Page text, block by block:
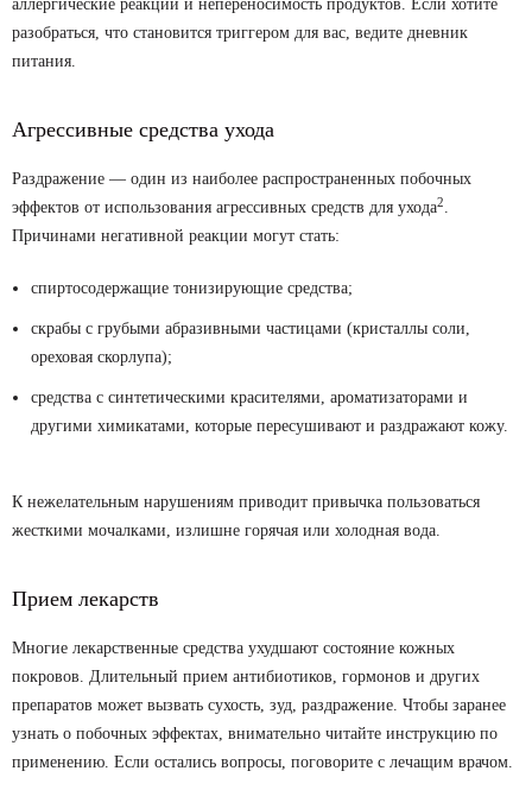
аллергические реакции и непереносимость продуктов. Если хотите
разобраться, что становится триггером для вас, ведите дневник
питания.
Агрессивные средства ухода
Раздражение — один из наиболее распространенных побочных
эффектов от использования агрессивных средств для ухода2.
Причинами негативной реакции могут стать:
спиртосодержащие тонизирующие средства;
скрабы с грубыми абразивными частицами (кристаллы соли,
ореховая скорлупа);
средства с синтетическими красителями, ароматизаторами и
другими химикатами, которые пересушивают и раздражают кожу.
К нежелательным нарушениям приводит привычка пользоваться
жесткими мочалками, излишне горячая или холодная вода.
Прием лекарств
Многие лекарственные средства ухудшают состояние кожных
покровов. Длительный прием антибиотиков, гормонов и других
препаратов может вызвать сухость, зуд, раздражение. Чтобы заранее
узнать о побочных эффектах, внимательно читайте инструкцию по
применению. Если остались вопросы, поговорите с лечащим врачом.